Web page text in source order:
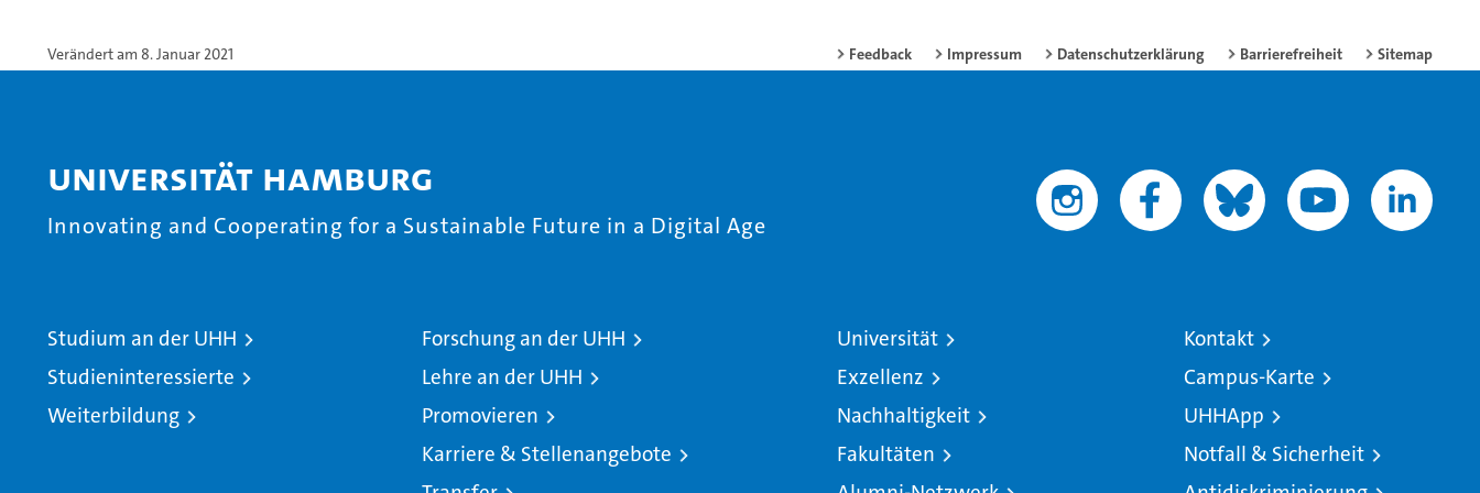
Verändert am 8. Januar 2021 Feedback Impressum Datenschutzerklärung Barrierefreiheit Sitemap
Universität Hamburg
Innovating and Cooperating for a Sustainable Future in a Digital Age
Studium an der UHH
Studieninteressierte
Weiterbildung
Forschung an der UHH
Lehre an der UHH
Promovieren
Karriere & Stellenangebote
Universität
Exzellenz
Nachhaltigkeit
Fakultäten
Kontakt
Campus-Karte
UHHApp
Notfall & Sicherheit